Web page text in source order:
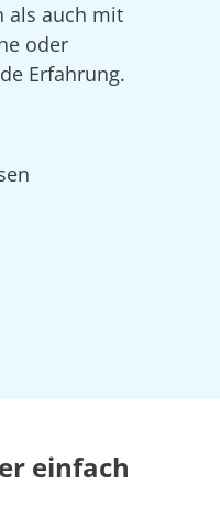
als auch mit
oder
Erfahrung.
einfach